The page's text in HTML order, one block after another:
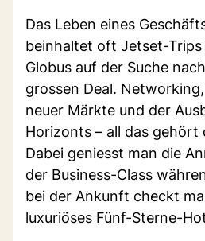
Das Leben eines
beinhaltet oft Jetset-Trips
Globus auf der Suche
grossen Deal.
neuer Märkte und der
Horizonts – all das gehört
Dabei geniesst man die
der Business-Class
bei der Ankunft checkt
luxuriöses Fünf-Sterne-